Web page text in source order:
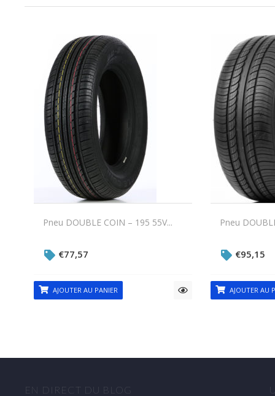
Pneu DOUBLE COIN – 195 55V...
€77,57
AJOUTER AU PANIER
Pneu
€95,15
AJOUTER AU
EN DIRECT DU BLOG